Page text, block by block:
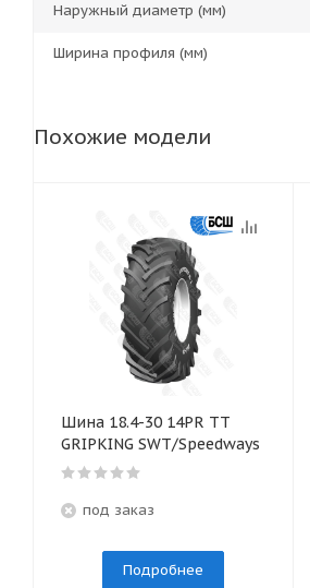
Наружный диаметр (мм)
Ширина профиля (мм)
Похожие модели
Шина 18.4-30 14PR TТ
GRIPKING SWT/Speedways
под заказ
Подробнее